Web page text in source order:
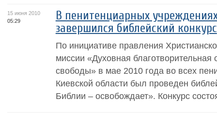
15 июня 2010
05:29
В пенитенциарных
завершился библейский конкурс
По инициативе правления
миссии «Духовная
свободы» в мае 2010 года во всех
Киевской области был проведен
Библии – освобождает». Конкурс